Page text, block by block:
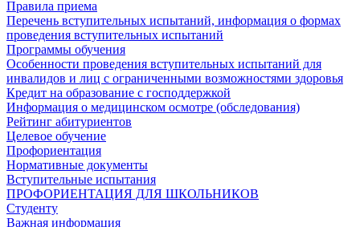
Правила приема
Перечень вступительных испытаний, информация о формах
проведения вступительных испытаний
Программы обучения
Особенности проведения вступительных испытаний для
инвалидов и лиц с ограниченными возможностями здоровья
Кредит на образование с господдержкой
Информация о медицинском осмотре (обследования)
Рейтинг абитуриентов
Целевое обучение
Профориентация
Нормативные документы
Вступительные испытания
ПРОФОРИЕНТАЦИЯ ДЛЯ ШКОЛЬНИКОВ
Студенту
Важная информация